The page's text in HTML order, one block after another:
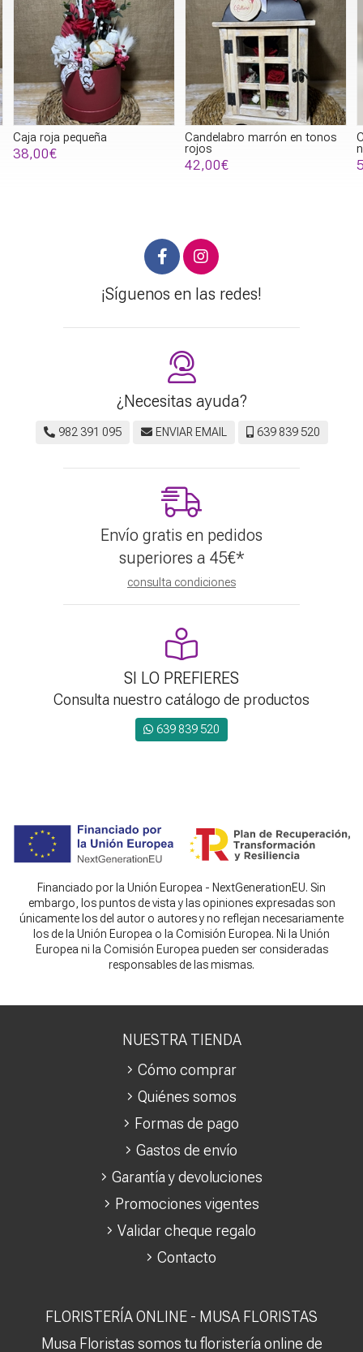
Candelabro marrón en tonos
rojos
42,00€
Cesta de mimbre en tonos
naranjas
52,00€
¡Síguenos en las redes!
¿Necesitas ayuda?
982 391 095 ENVIAR EMAIL 639 839 520
Envío gratis en pedidos
superiores a 45€*
consulta condiciones
SI LO PREFIERES
Consulta nuestro catálogo de productos
639 839 520
Financiado por la Unión Europea - NextGenerationEU. Sin
embargo, los puntos de vista y las opiniones expresadas son
únicamente los del autor o autores y no reflejan necesariamente
los de la Unión Europea o la Comisión Europea. Ni la Unión
Europea ni la Comisión Europea pueden ser consideradas
responsables de las mismas.
FLORISTERÍA ONLINE - MUSA FLORISTAS
Musa Floristas somos tu floristería online de
NUESTRA TIENDA
Cómo comprar
Quiénes somos
Formas de pago
Gastos de envío
Garantía y devoluciones
Promociones vigentes
Validar cheque regalo
Contacto